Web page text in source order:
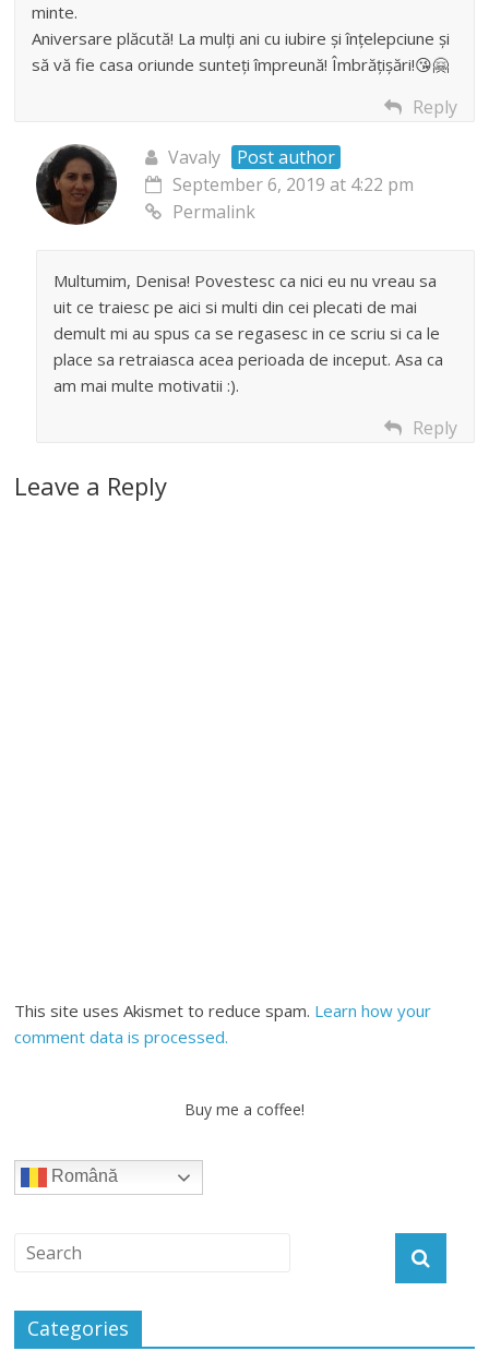
minte.
Aniversare plăcută! La mulți ani cu iubire și înțelepciune și
să vă fie casa oriunde sunteți împreună! Îmbrățișări!😘🤗
Reply
Vavaly
Post author
September 6, 2019 at 4:22 pm
Permalink
Multumim, Denisa! Povestesc ca nici eu nu vreau sa
uit ce traiesc pe aici si multi din cei plecati de mai
demult mi au spus ca se regasesc in ce scriu si ca le
place sa retraiasca acea perioada de inceput. Asa ca
am mai multe motivatii :).
Reply
Leave a Reply
This site uses Akismet to reduce spam. Learn how your
comment data is processed.
Buy me a coffee!
Română
Categories